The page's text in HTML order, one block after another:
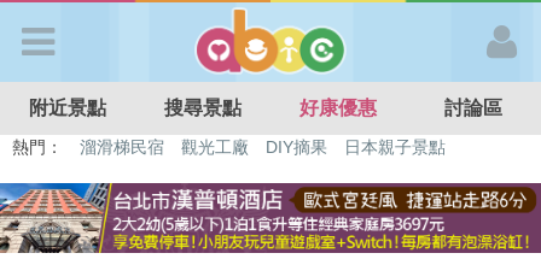
APP登入
首 頁
附近景點 搜尋景點 好康優惠 討論區
熱門： 特色遊戲場 親子住房優惠 台北親子餐廳
溫泉泡湯SPA